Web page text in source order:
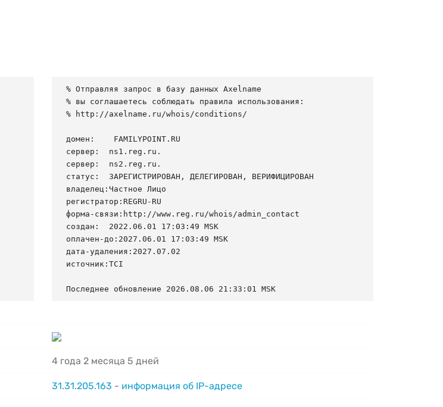
% Отправляя запрос в базу данных Axelname
% вы соглашаетесь соблюдать правила использования:
% http://axelname.ru/whois/conditions/
домен:    FAMILYPOINT.RU
сервер:  ns1.reg.ru.
сервер:  ns2.reg.ru.
статус:  ЗАРЕГИСТРИРОВАН, ДЕЛЕГИРОВАН, ВЕРИФИЦИРОВАН
владелец:Частное Лицо
регистратор:REGRU-RU
форма-связи:http://www.reg.ru/whois/admin_contact
создан:  2022.06.01 17:03:49 MSK
оплачен-до:2027.06.01 17:03:49 MSK
дата-удаления:2027.07.02
источник:TCI
Последнее обновление 2026.08.06 21:33:01 MSK
4 года 2 месяца 5 дней
31.31.205.163 - информация об IP-адресе